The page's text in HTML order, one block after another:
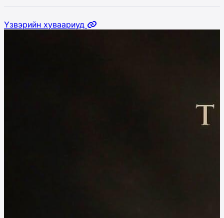
Үзвэрийн хуваариуд